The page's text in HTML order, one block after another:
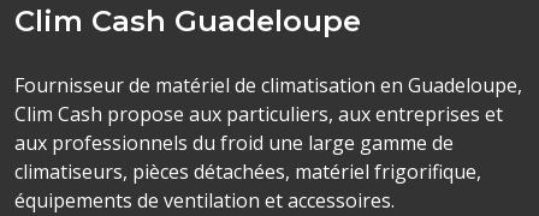
Clim Cash Guadeloupe
Fournisseur de matériel de climatisation en Guadeloupe,
Clim Cash propose aux particuliers, aux entreprises et
aux professionnels du froid une large gamme de
climatiseurs, pièces détachées, matériel frigorifique,
équipements de ventilation et accessoires.